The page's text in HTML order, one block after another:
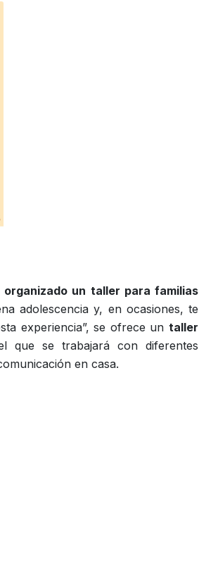
un taller para familias
adolescencia y, en ocasiones, te
experiencia”, se ofrece un taller
que se trabajará con diferentes
en casa.